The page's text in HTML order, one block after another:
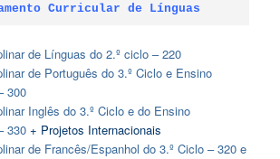
Curricular de Línguas
de Línguas do 2.º ciclo – 220
de Português do 3.º Ciclo e Ensino
300
Inglês do 3.º Ciclo e do Ensino
330+ Projetos Internacionais
de Francês/Espanhol do 3.º Ciclo – 320 e